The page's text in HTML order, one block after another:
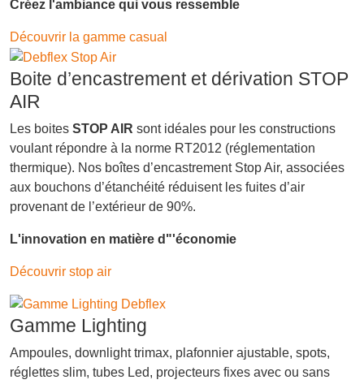
Créez l'ambiance qui vous ressemble
Découvrir la gamme casual
Boite d’encastrement et dérivation STOP
AIR
Les boites STOP AIR sont idéales pour les constructions
voulant répondre à la norme RT2012 (réglementation
thermique). Nos boîtes d’encastrement Stop Air, associées
aux bouchons d’étanchéité réduisent les fuites d’air
provenant de l’extérieur de 90%.
L'innovation en matière d"'économie
Découvrir stop air
Gamme Lighting
Ampoules, downlight trimax, plafonnier ajustable, spots,
réglettes slim, tubes Led, projecteurs fixes avec ou sans